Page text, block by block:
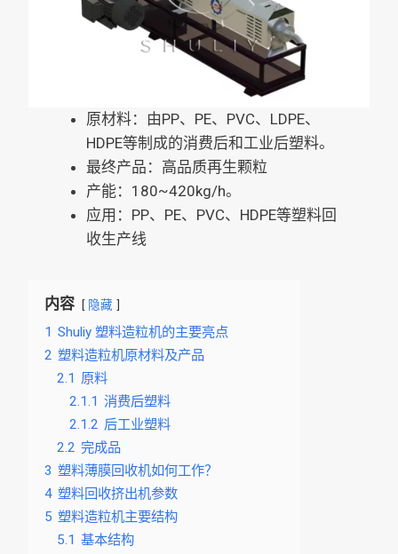
原材料：由PP、PE、PVC、LDPE、
HDPE等制成的消费后和工业后塑料。
最终产品：高品质再生颗粒
产能：180~420kg/h。
应用：PP、PE、PVC、HDPE等塑料回
收生产线
内容 隐藏
1 Shuliy 塑料造粒机的主要亮点
2 塑料造粒机原材料及产品
2.1 原料
2.1.1 消费后塑料
2.1.2 后工业塑料
2.2 完成品
3 塑料薄膜回收机如何工作？
4 塑料回收挤出机参数
5 塑料造粒机主要结构
5.1 基本结构